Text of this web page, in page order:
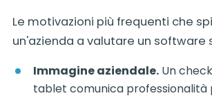
Le motivazioni più frequenti che
un'azienda a valutare un software
Immagine aziendale. Un
tablet comunica professionalità